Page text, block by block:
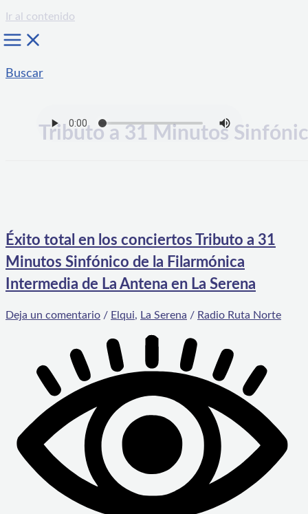
Ir al contenido
Buscar
Tributo a 31 Minutos
Éxito total en los conciertos Tributo a 31
Minutos Sinfónico de la Filarmónica
Intermedia de La Antena en La Serena
Deja un comentario / Elqui, La Serena / Radio Ruta Norte